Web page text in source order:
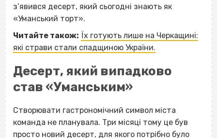
з’явився десерт, який сьогодні знають як
«Уманський торт».
Читайте також: Їх готують лише на Черкащині:
які страви стали спадщиною України.
Десерт, який випадково
став «Уманським»
Створювати гастрономічний символ міста
команда не планувала. Три місяці тому це був
просто новий десерт, для якого потрібно було